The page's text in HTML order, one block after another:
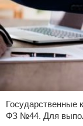
Государственные
ФЗ №44. Для